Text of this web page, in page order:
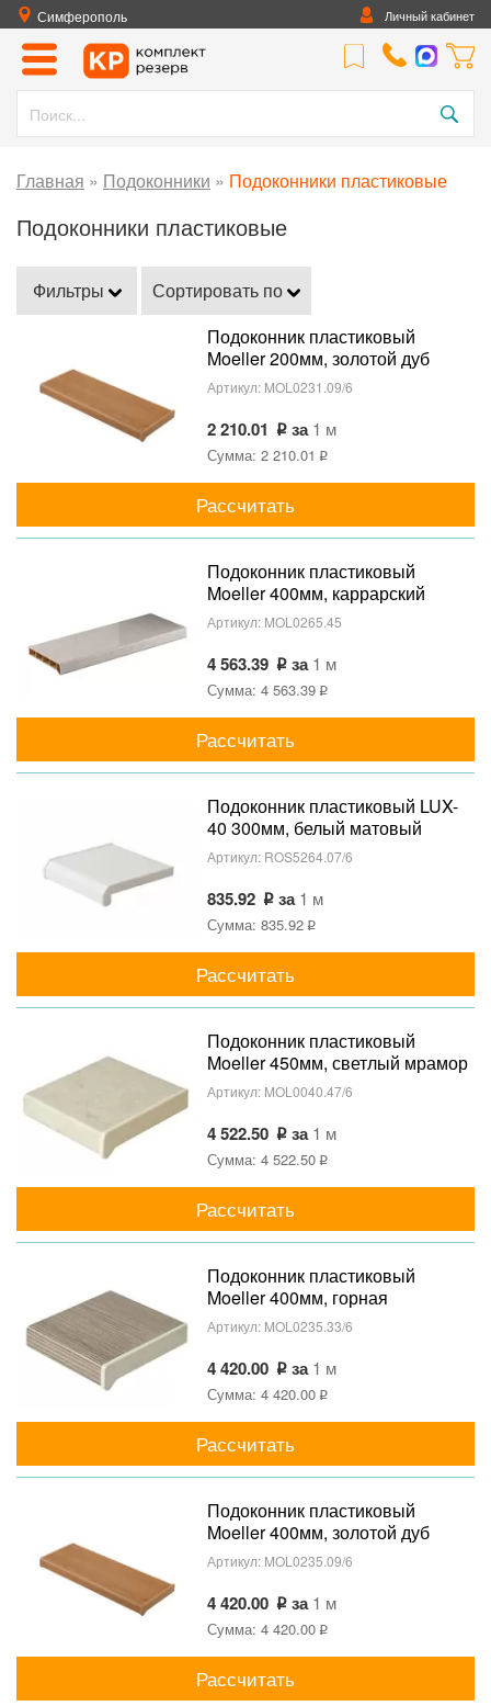
Симферополь Личный кабинет
Главная » Подоконники » Подоконники пластиковые
Подоконники пластиковые
Фильтры
Сортировать по
Подоконник пластиковый
Moeller 200мм, золотой дуб
матовый
Артикул: MOL0231.09/6
2 210.01 за1 м
Сумма: 2 210.01
Рассчитать
Подоконник пластиковый
Moeller 400мм, каррарский
мрамор глянцевый
Артикул: MOL0265.45
4 563.39 за1 м
Сумма: 4 563.39
Рассчитать
Подоконник пластиковый LUX-
40 300мм, белый матовый
Артикул: ROS5264.07/6
835.92 за1 м
Сумма: 835.92
Рассчитать
Подоконник пластиковый
Moeller 450мм, светлый мрамор
матовый
Артикул: MOL0040.47/6
4 522.50 за1 м
Сумма: 4 522.50
Рассчитать
Подоконник пластиковый
Moeller 400мм, горная
лиственница матовый
Артикул: MOL0235.33/6
4 420.00 за1 м
Сумма: 4 420.00
Рассчитать
Подоконник пластиковый
Moeller 400мм, золотой дуб
матовый
Артикул: MOL0235.09/6
4 420.00 за1 м
Сумма: 4 420.00
Рассчитать